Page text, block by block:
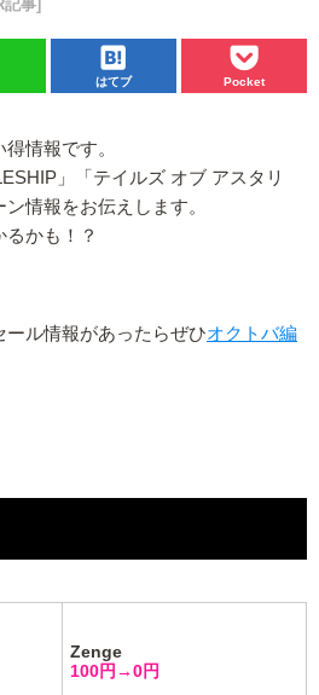
記事]
はてブ Pocket
情報です。
」「テイルズ オブ アスタリ
情報をお伝えします。
かも！？
ル情報があったらぜひオクトバ編
Zenge
100円→0円